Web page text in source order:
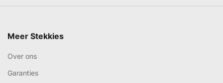
Meer Stekkies
Over ons
Garanties